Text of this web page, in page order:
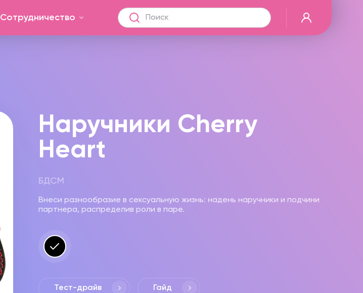
Сотрудничество
Наручники Cherry
Heart
БДСМ
Внеси разнообразие в сексуальную жизнь: надень наручники и подчини
партнера, распределив роли в паре.
Тест-драйв Гайд